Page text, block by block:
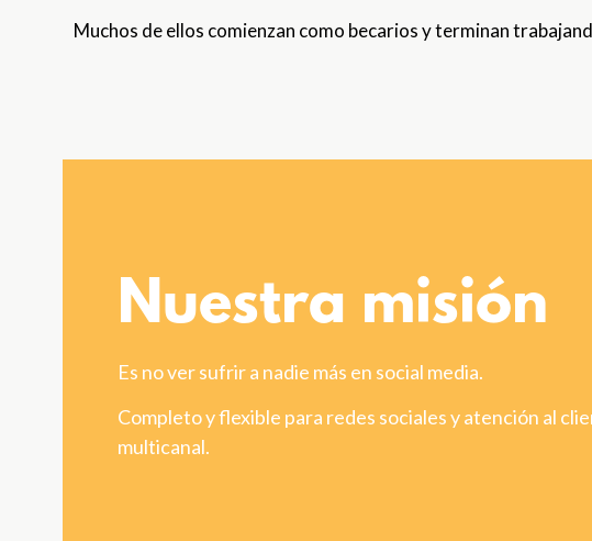
Muchos de ellos comienzan como becarios y terminan
Nuestra misión
Es no ver sufrir a nadie más en social media.
Completo y flexible para redes sociales y atención al
multicanal.